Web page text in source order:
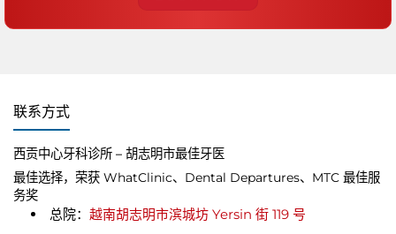
联系方式
西贡中心牙科诊所 – 胡志明市最佳牙医
最佳选择，荣获 WhatClinic、Dental Departures、MTC 最佳服
务奖
总院： 越南胡志明市滨城坊 Yersin 街 119 号